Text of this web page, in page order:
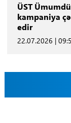
ÜST
kampaniya
edir
22.07.2026 |